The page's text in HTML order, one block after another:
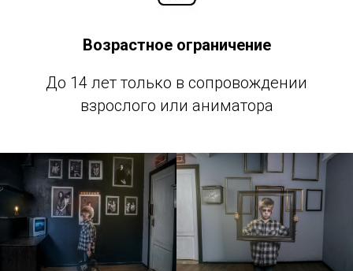
Возрастное ограничение
До 14 лет только в сопровождении
взрослого или аниматора